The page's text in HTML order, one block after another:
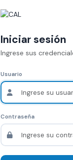
Iniciar sesión
Ingrese sus
Usuario
Contraseña